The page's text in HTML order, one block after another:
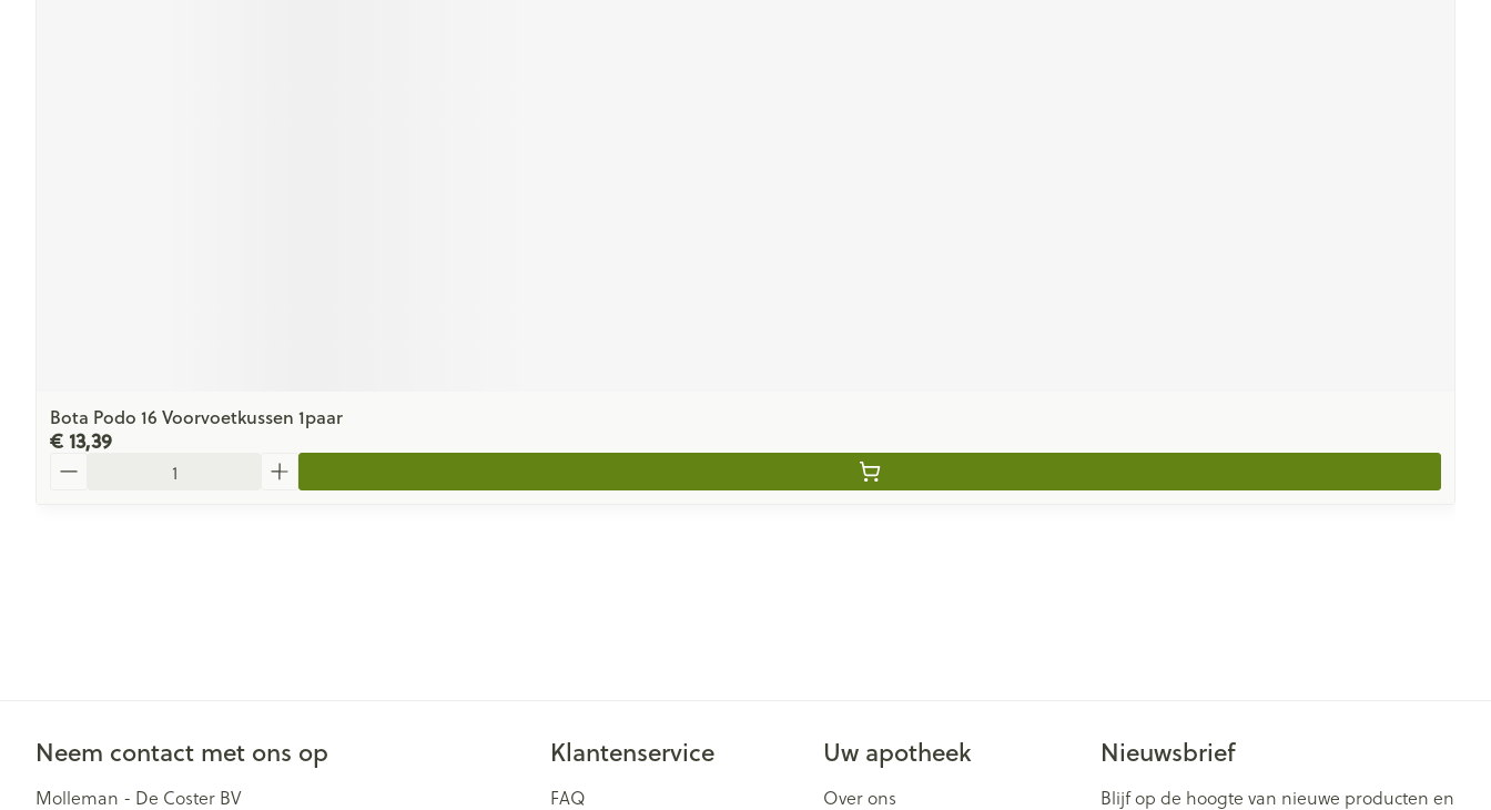
Bota Podo 16 Voorvoetkussen 1paar
€ 13,39
Neem contact met ons op
Molleman - De Coster BV
Klantenservice
FAQ
Uw apotheek
Over ons
Nieuwsbrief
Blijf op de hoogte van nieuwe producten en